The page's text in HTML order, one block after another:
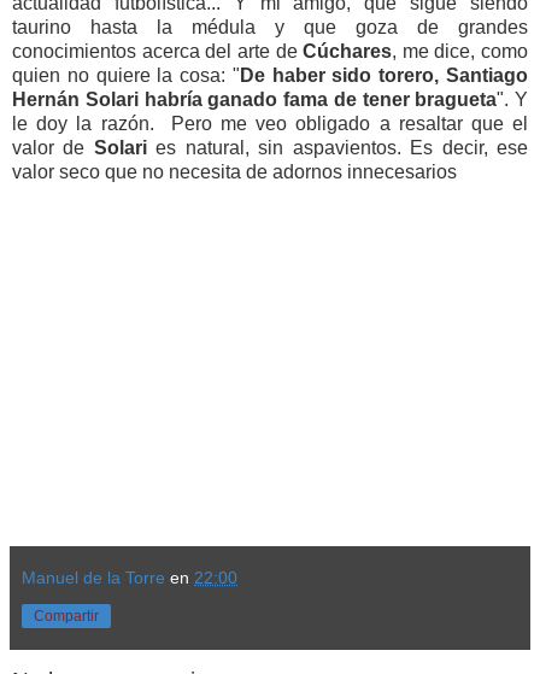
taurino hasta la médula y que goza de grandes
conocimientos acerca del arte deCúchares, me dice, como
quien no quiere la cosa: " De haber sido torero, Santiago
Hernán Solari habría ganado fama de tener bragueta". Y
le doy la razón. Pero me veo obligado a resaltar que el
valor de Solaries natural, sin aspavientos. Es decir, ese
valor seco que no necesita de adornos innecesarios
Manuel de la Torre en 22:00
Compartir